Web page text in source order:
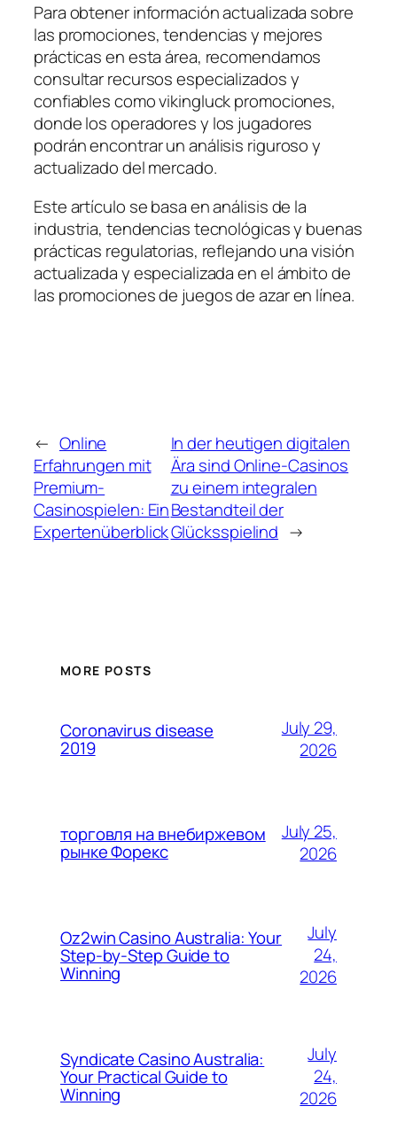
Para obtener información actualizada sobre
las promociones, tendencias y mejores
prácticas en esta área, recomendamos
consultar recursos especializados y
confiables como vikingluck promociones,
donde los operadores y los jugadores
podrán encontrar un análisis riguroso y
actualizado del mercado.
Este artículo se basa en análisis de la
industria, tendencias tecnológicas y buenas
prácticas regulatorias, reflejando una visión
actualizada y especializada en el ámbito de
las promociones de juegos de azar en línea.
← Online
Erfahrungen mit
Premium-
Casinospielen: Ein
Expertenüberblick
In der heutigen digitalen
Ära sind Online-Casinos
zu einem integralen
Bestandteil der
Glücksspielind →
MORE POSTS
Coronavirus disease
2019
July 29,
2026
торговля на внебиржевом
рынке Форекс
July 25,
2026
Oz2win Casino Australia: Your
Step-by-Step Guide to
Winning
July
24,
2026
Syndicate Casino Australia:
Your Practical Guide to
Winning
July
24,
2026